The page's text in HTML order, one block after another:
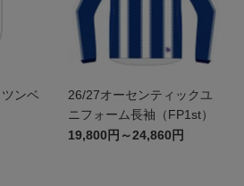
ンベ
26/27オーセンティックユ
ニフォーム長袖（FP1st）
19,800円～24,860円